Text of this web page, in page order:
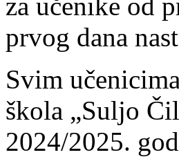
prvog dana
Svim
škola „Suljo
2024/2025.